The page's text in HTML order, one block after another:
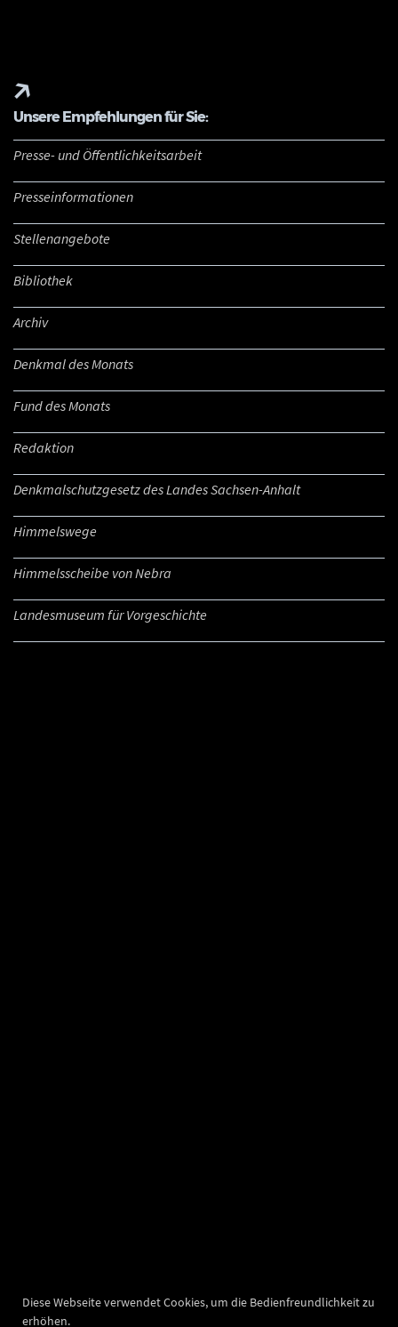
Diese Webseite verwendet Cookies, um die Bedienfreundlichkeit zu
erhöhen.
Unsere Empfehlungen für Sie:
Presse- und Öffentlichkeitsarbeit
Presseinformationen
Stellenangebote
Bibliothek
Archiv
Denkmal des Monats
Fund des Monats
Redaktion
Denkmalschutzgesetz des Landes Sachsen-Anhalt
Himmelswege
Himmelsscheibe von Nebra
Landesmuseum für Vorgeschichte